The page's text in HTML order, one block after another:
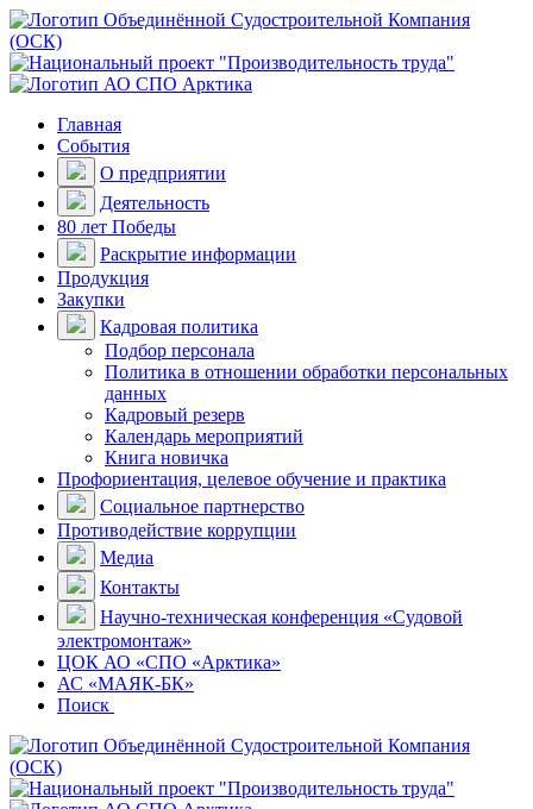
Главная
События
О предприятии
Деятельность
80 лет Победы
Раскрытие информации
Продукция
Закупки
Кадровая политика
Подбор персонала
Политика в отношении обработки персональных
данных
Кадровый резерв
Календарь мероприятий
Книга новичка
Профориентация, целевое обучение и практика
Социальное партнерство
Противодействие коррупции
Медиа
Контакты
Научно-техническая конференция «Судовой
электромонтаж»
ЦОК АО «СПО «Арктика»
АС «МАЯК-БК»
Поиск